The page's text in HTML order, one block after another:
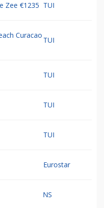
Zee €1235 TUI
Curacao
TUI
TUI
TUI
TUI
Eurostar
NS